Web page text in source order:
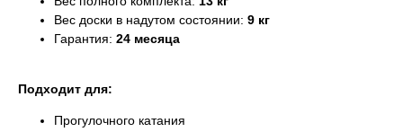
Вес доски в надутом состоянии: 9 кг
Гарантия: 24 месяца
Подходит для:
Прогулочного катания